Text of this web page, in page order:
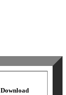
Download